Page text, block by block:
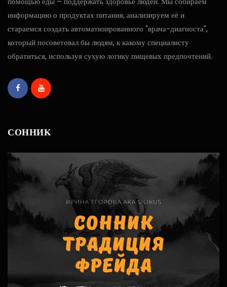
информацию о продуктах питания, анализируем её и
стараемся создать автоматизированного "врача-диагноста",
который посоветовал бы людям, к какому специалисту
обратиться, используя сухую логику пищевых предпочтений.
СОННИК